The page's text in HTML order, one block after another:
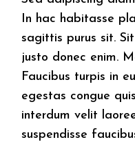
In hac habitasse
sagittis purus sit.
justo donec enim.
Faucibus turpis in
egestas congue
interdum velit
suspendisse